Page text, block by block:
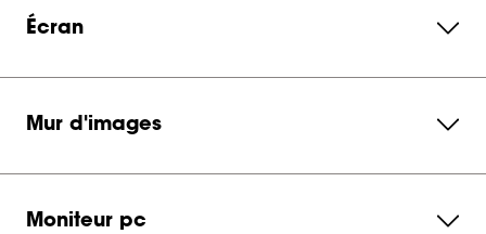
Écran
Mur d'images
Moniteur pc